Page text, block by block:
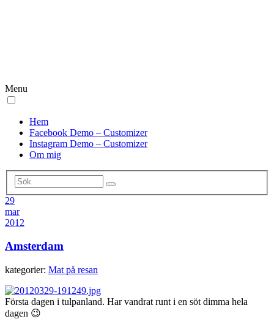
Menu
Hem
Facebook Demo – Customizer
Instagram Demo – Customizer
Om mig
29
mar
2012
Amsterdam
kategorier: Mat på resan
Första dagen i tulpanland. Har vandrat runt i en söt dimma hela
dagen 😉